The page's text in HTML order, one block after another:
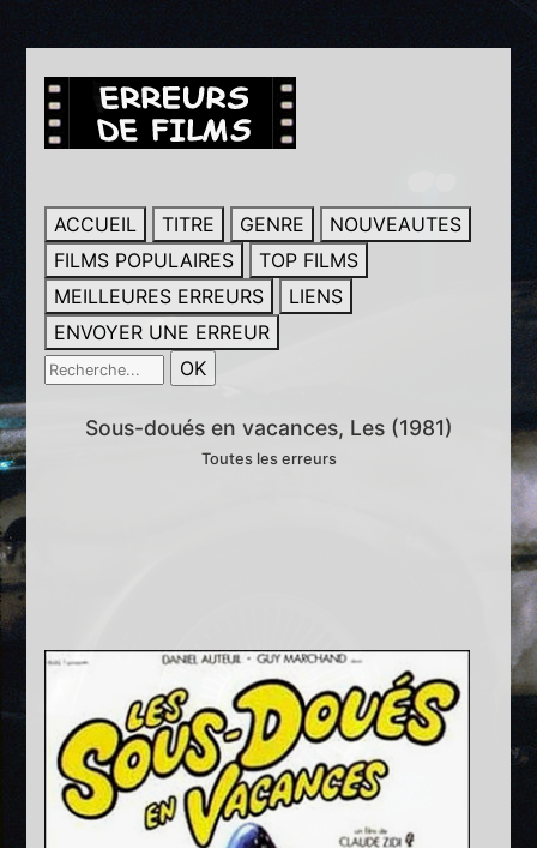
ACCUEIL TITRE GENRE
NOUVEAUTES
FILMS POPULAIRES
TOP FILMS
MEILLEURES ERREURS
LIENS
ENVOYER UNE ERREUR
Sous-doués en vacances, Les (1981)
Toutes les erreurs